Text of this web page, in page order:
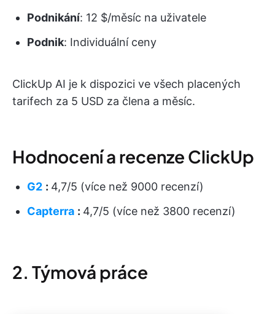
Podnikání: 12 $/měsíc na uživatele
Podnik: Individuální ceny
ClickUp AI je k dispozici ve všech placených
tarifech za 5 USD za člena a měsíc.
Hodnocení a recenze ClickUp
G2 : 4,7/5 (více než 9000 recenzí)
Capterra : 4,7/5 (více než 3800 recenzí)
2. Týmová práce